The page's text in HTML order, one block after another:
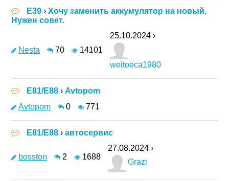
E39 › Хочу заменить аккумулятор на новый.
Нужен совет.
Nesta 70 14101
25.10.2024 ›
weitoeca1980
E81/E88 › Avtopom
Avtopom
0 771
E81/E88 › автосервис
bosston 2 1688
27.08.2024 ›
Grazi